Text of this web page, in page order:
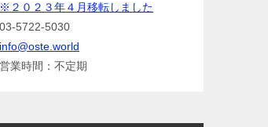
※２０２３年４月移転しました
03-5722-5030
info@oste.world
営業時間：不定期